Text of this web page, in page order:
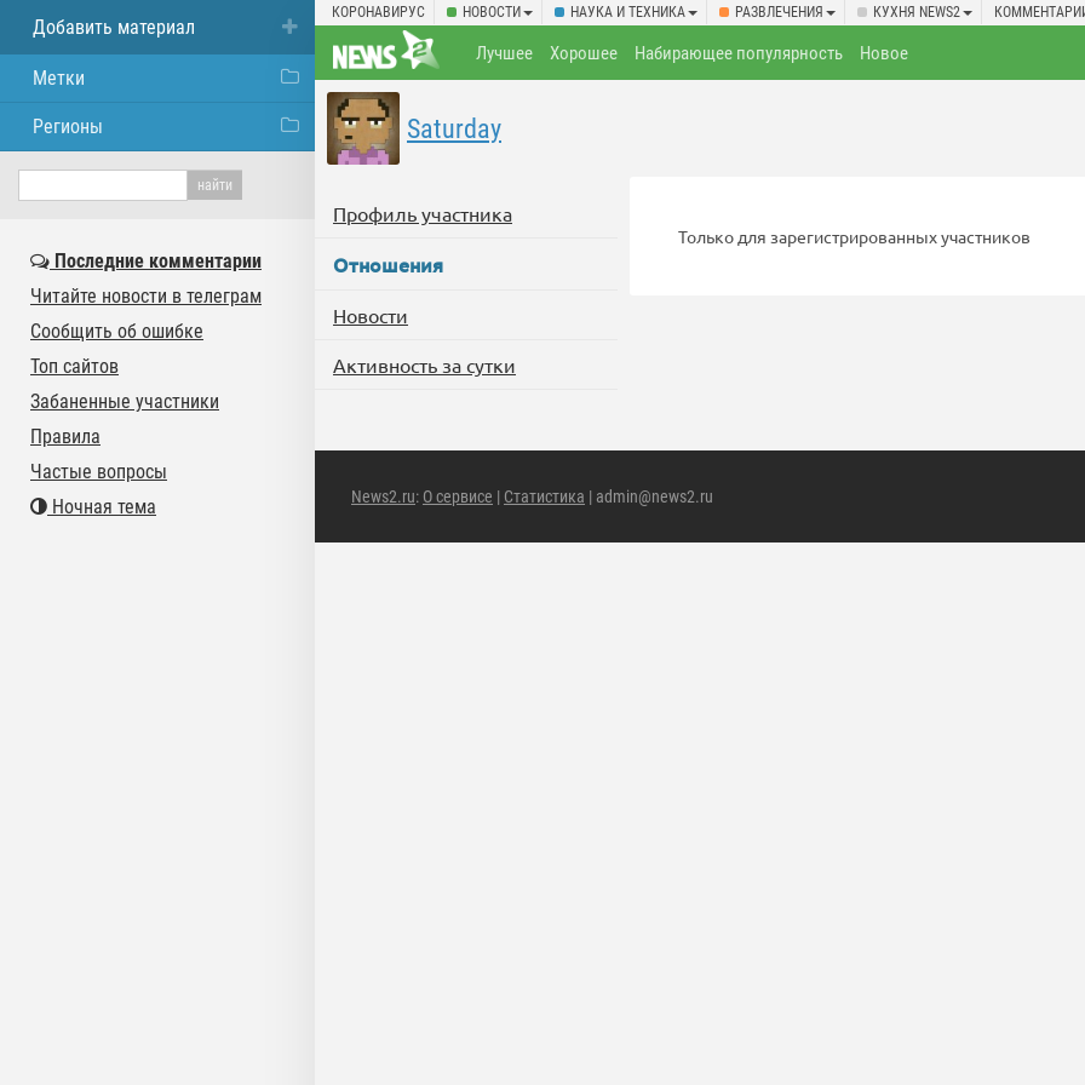
КОРОНАВИРУС НОВОСТИ НАУКА И ТЕХНИКА РАЗВЛЕЧЕНИЯ КУХНЯ NEWS2
Лучшее Хорошее Набирающее популярность Новое
Saturday
Профиль участника
Отношения
Новости
Активность за сутки
Только для зарегистрированных участников
News2.ru: О сервисе | Статистика | admin@news2.ru
Добавить материал
Метки
Регионы
Последние комментарии
Читайте новости в телеграм
Сообщить об ошибке
Топ сайтов
Забаненные участники
Правила
Частые вопросы
Ночная тема